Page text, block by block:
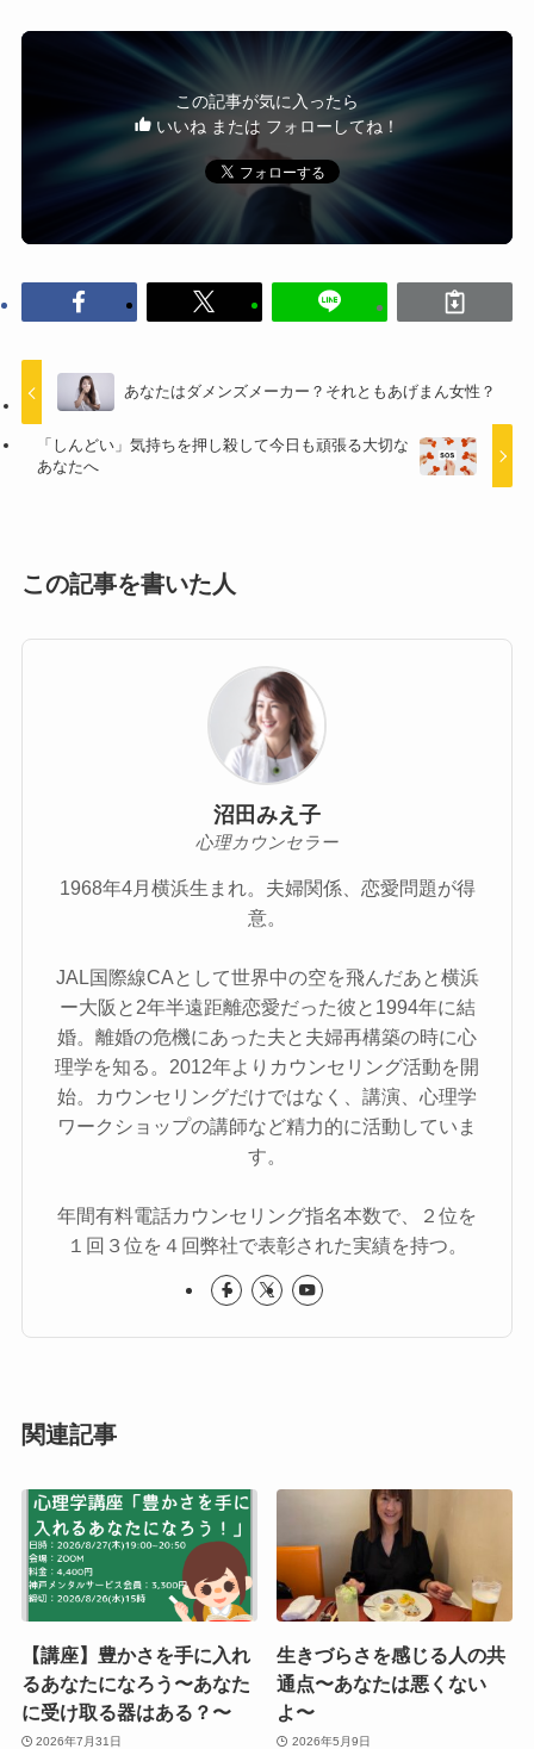
この記事が気に入ったら
いいね または フォローしてね！
あなたはダメンズメーカー？それともあげまん女性？
「しんどい」気持ちを押し殺して今日も頑張る大切な
あなたへ
この記事を書いた人
沼田みえ子
心理カウンセラー
1968年4月横浜生まれ。夫婦関係、恋愛問題が得
意。
JAL国際線CAとして世界中の空を飛んだあと横浜
ー大阪と2年半遠距離恋愛だった彼と1994年に結
婚。離婚の危機にあった夫と夫婦再構築の時に心
理学を知る。2012年よりカウンセリング活動を開
始。カウンセリングだけではなく、講演、心理学
ワークショップの講師など精力的に活動していま
す。
年間有料電話カウンセリング指名本数で、２位を
１回３位を４回弊社で表彰された実績を持つ。
関連記事
【講座】豊かさを手に入れ
るあなたになろう〜あなた
に受け取る器はある？〜
2026年7月31日
生きづらさを感じる人の共
通点〜あなたは悪くない
よ〜
2026年5月9日